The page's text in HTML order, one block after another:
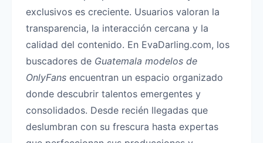
exclusivos es creciente. Usuarios valoran la
transparencia, la interacción cercana y la
calidad del contenido. En EvaDarling.com, los
buscadores de Guatemala modelos de
OnlyFans encuentran un espacio organizado
donde descubrir talentos emergentes y
consolidados. Desde recién llegadas que
deslumbran con su frescura hasta expertas